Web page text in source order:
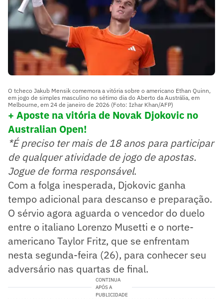
O tcheco Jakub Mensik comemora a vitória sobre o americano Ethan Quinn,
em jogo de simples masculino no sétimo dia do Aberto da Austrália, em
Melbourne, em 24 de janeiro de 2026 (Foto: Izhar Khan/AFP)
+ Aposte na vitória de Novak Djokovic no
Australian Open!
*É preciso ter mais de 18 anos para participar
de qualquer atividade de jogo de apostas.
Jogue de forma responsável.
Com a folga inesperada, Djokovic ganha
tempo adicional para descanso e preparação.
O sérvio agora aguarda o vencedor do duelo
entre o italiano Lorenzo Musetti e o norte-
americano Taylor Fritz, que se enfrentam
nesta segunda-feira (26), para conhecer seu
adversário nas quartas de final.
CONTINUA
APÓS A
PUBLICIDADE